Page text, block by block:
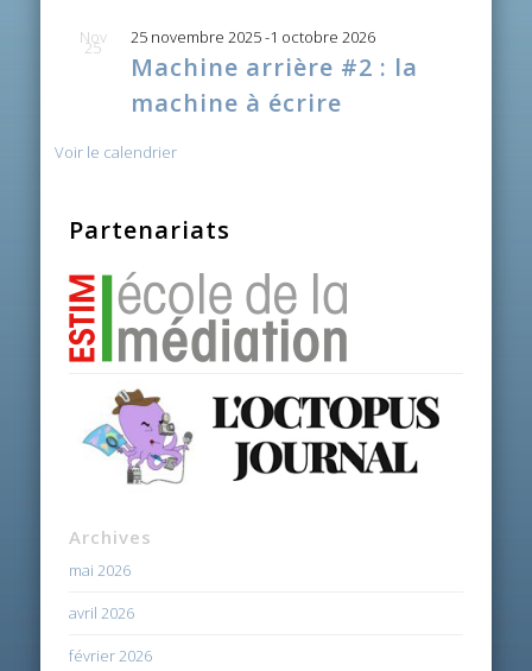
Nov
25 25 novembre 2025-1 octobre 2026
Machine arrière #2 : la
machine à écrire
Voir le calendrier
Partenariats
Archives
mai 2026
avril 2026
février 2026